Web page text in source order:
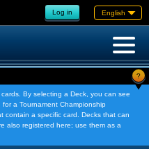
Log in English
?
By selecting a Deck, you can see
a Tournament Championship
contain a specific card. Decks that can
also registered here; use them as a